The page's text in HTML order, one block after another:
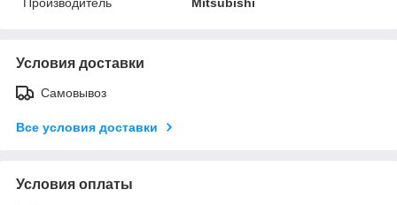
Условия доставки
Самовывоз
Все условия доставки
Условия оплаты